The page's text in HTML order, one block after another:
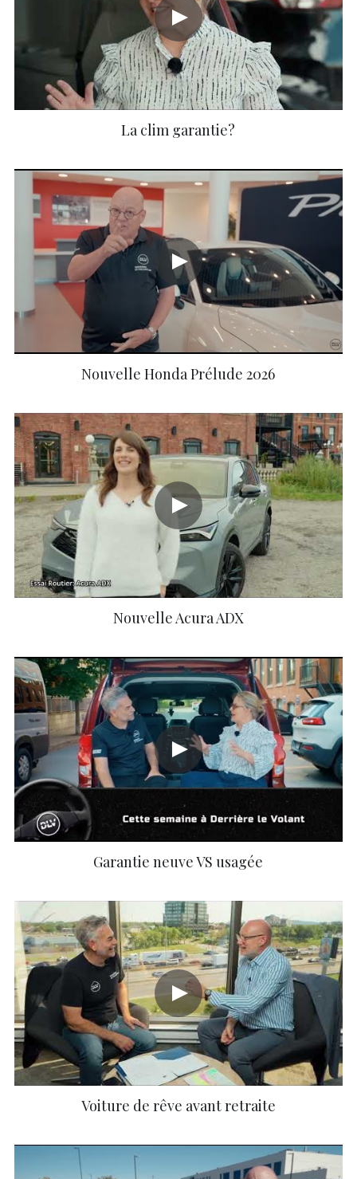
La clim garantie?
Nouvelle Honda Prélude 2026
Nouvelle Acura ADX
Garantie neuve VS usagée
Voiture de rêve avant retraite